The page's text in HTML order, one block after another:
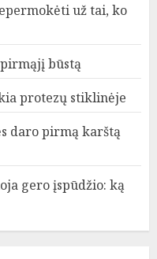
už tai, ko
būstą
protezų stiklinėje
daro pirmą karštą
gero įspūdžio: ką